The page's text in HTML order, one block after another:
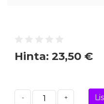
Hinta: 23,50 €
- +